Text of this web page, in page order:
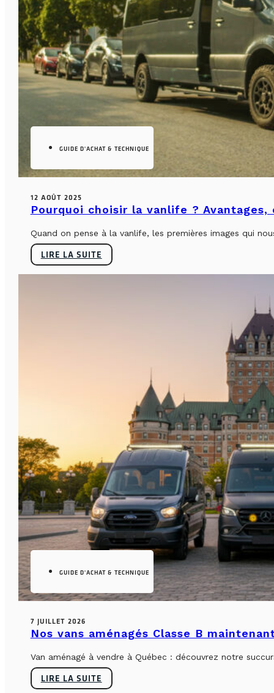
GUIDE D'ACHAT & TECHNIQUE
12 AOÛT 2025
Pourquoi choisir la vanlife ?
Quand on pense à la vanlife, les premières images qui
LIRE LA SUITE
GUIDE D'ACHAT & TECHNIQUE
7 JUILLET 2026
Nos vans aménagés Classe B
Van aménagé à vendre à Québec : découvrez notre
LIRE LA SUITE